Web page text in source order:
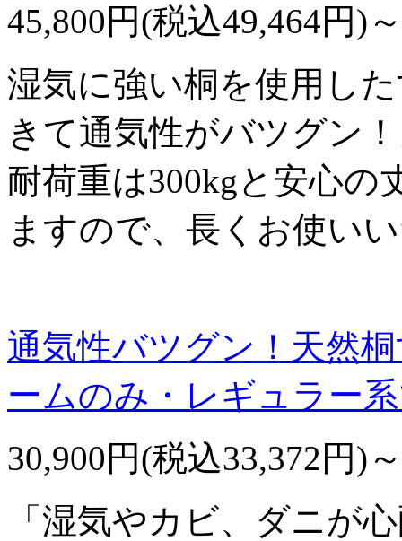
45,800円(税込49,464円)～
湿気に強い桐を使用し
きて通気性がバツグン
耐荷重は300kgと安心の
ますので、長くお使い
通気性バツグン！天然
ームのみ・レギュラー
30,900円(税込33,372円)～
「湿気やカビ、ダニが